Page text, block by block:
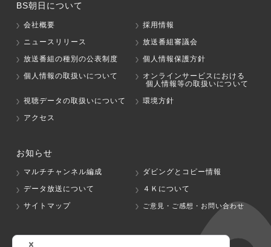
BS朝日について
会社概要
採用情報
ニュースリリース
放送番組審議会
放送番組の種別の公表制度
個人情報保護方針
個人情報の取扱いについて
オンラインサービスにおける
個人情報等の取扱いについて
視聴データの取扱いについて
環境方針
アクセス
お知らせ
マルチチャンネル編成
ダビングとコピー情報
データ放送について
４Ｋについて
サイトマップ
ご意見・ご感想・お問い合わせ
グループ会社